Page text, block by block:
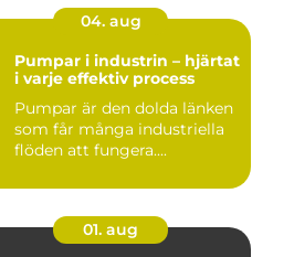
04. aug
Pumpar i industrin – hjärtat
i varje effektiv process
Pumpar är den dolda länken
som får många industriella
flöden att fungera....
01. aug